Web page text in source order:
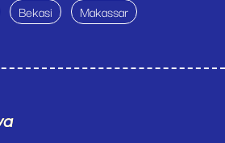
Bekasi Makassar